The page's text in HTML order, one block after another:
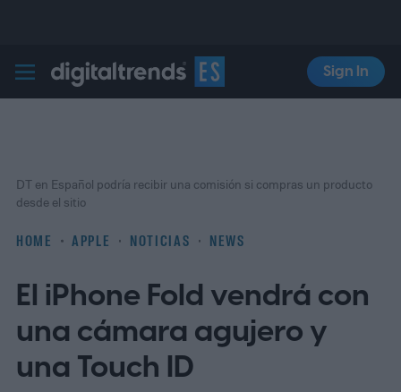
Digital Trends Español
Sign In
HOME APPLE NOTICIAS NEWS
DT en Español podría recibir una comisión si compras un producto
desde el sitio
El iPhone Fold vendrá con
una cámara agujero y
una Touch ID